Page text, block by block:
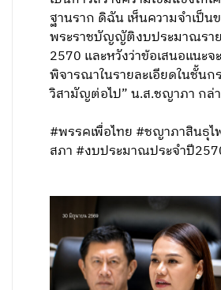
ฐานราก ดิฉัน เห็นความจำเป็น
พระราชบัญญัติงบประมาณรา
2570 และหวังว่าข้อเสนอแนะจ
พิจารณาในรายละเอียดในชั้นก
วิสามัญต่อไป” น.ส.ชญาภา กล่
#พรรคเพื่อไทย #ชญาภาสินธุไ
สภา #งบประมาณประจำปี